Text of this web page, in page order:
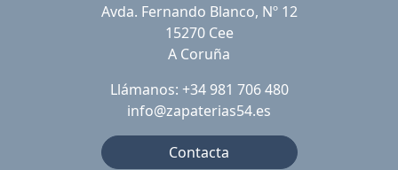
Avda. Fernando Blanco, Nº 12
15270 Cee
A Coruña
Llámanos: +34 981 706 480
info@zapaterias54.es
Contacta